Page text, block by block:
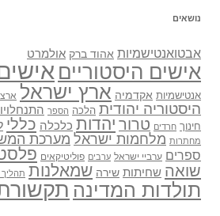
נושאים
אבטואנטישמיות אהוד ברק אולמרט
אישים היסטוריים
אנטישמיות אקדמיה ארץ ישראל
היסטוריה יהודית הלכה הספר
חינוך חרדים טרור יהדות כלכלה כללי
מחתרות מלחמות ישראל מערכת
ספרים ערביי ישראל ערבים פוליטיקאים
שואה שחיתות שירה שמאלנות
תולדות המדינה